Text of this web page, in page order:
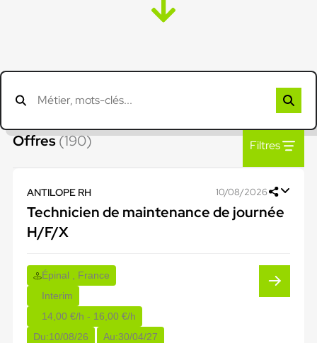
Offres(190) Filtres
ANTILOPE RH 10/08/2026
Technicien de maintenance de journée
H/F/X
Épinal , France
Interim
14,00 €/h - 16,00 €/h
Du:10/08/26 Au:30/04/27